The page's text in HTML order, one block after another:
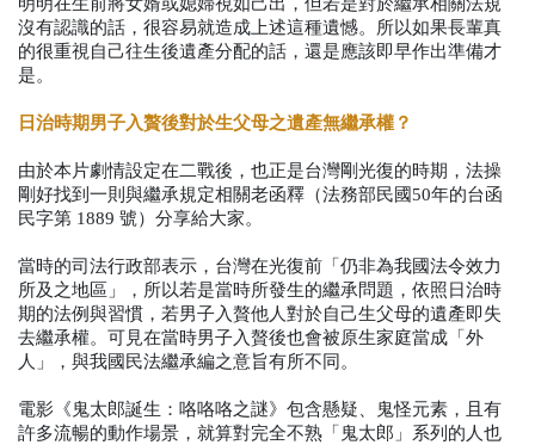
沒有認識的話，很容易就造成上述這種遺憾。所以如果長輩真
的很重視自己往生後遺產分配的話，還是應該即早作出準備才
是。
日治時期男子入贅後對於生父母之遺產無繼承權？
由於本片劇情設定在二戰後，也正是台灣剛光復的時期，法操
剛好找到一則與繼承規定相關老函釋（法務部民國50年的台函
民字第 1889 號）分享給大家。
當時的司法行政部表示，台灣在光復前「仍非為我國法令效力
所及之地區」，所以若是當時所發生的繼承問題，依照日治時
期的法例與習慣，若男子入贅他人對於自己生父母的遺產即失
去繼承權。可見在當時男子入贅後也會被原生家庭當成「外
人」，與我國民法繼承編之意旨有所不同。
電影《鬼太郎誕生：咯咯咯之謎》包含懸疑、鬼怪元素，且有
許多流暢的動作場景，就算對完全不熟「鬼太郎」系列的人也